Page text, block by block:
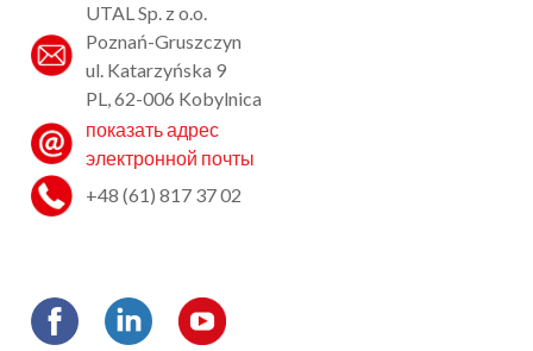
UTAL Sp. z o.o.
Poznań-Gruszczyn
ul. Katarzyńska 9
PL, 62-006 Kobylnica
показать адрес
электронной почты
+48 (61) 817 37 02